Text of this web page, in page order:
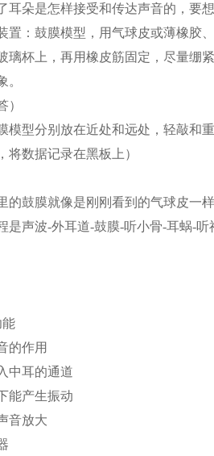
耳朵是怎样接受和传达声音的，
置：鼓膜模型，用气球皮或薄橡胶
璃杯上，再用橡皮筋固定，尽量绷
。
）
模型分别放在近处和远处，轻敲和
将数据记录在黑板上）
的鼓膜就像是刚刚看到的气球皮
是声波-外耳道-鼓膜-听小骨-耳蜗-听
能
的作用
中耳的通道
能产生振动
音放大